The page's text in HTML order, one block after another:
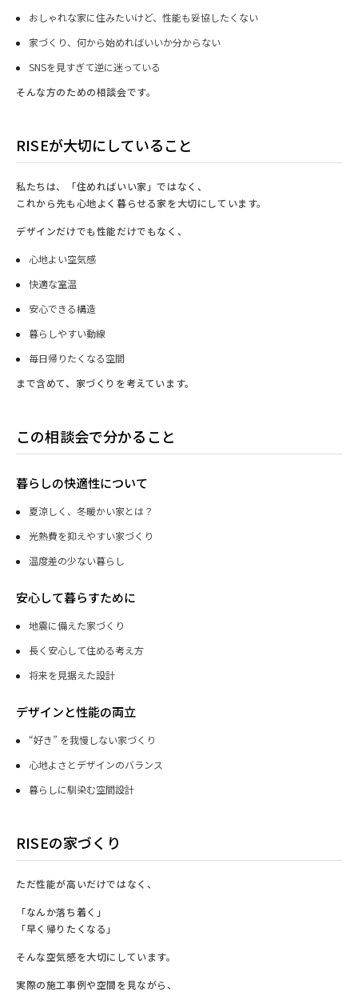
おしゃれな家に住みたいけど、性能も妥協したくない
家づくり、何から始めればいいか分からない
SNSを見すぎて逆に迷っている
そんな方のための相談会です。
RISEが大切にしていること
私たちは、「住めればいい家」ではなく、
これから先も心地よく暮らせる家を大切にしています。
デザインだけでも性能だけでもなく、
心地よい空気感
快適な室温
安心できる構造
暮らしやすい動線
毎日帰りたくなる空間
まで含めて、家づくりを考えています。
この相談会で分かること
暮らしの快適性について
夏涼しく、冬暖かい家とは？
光熱費を抑えやすい家づくり
温度差の少ない暮らし
安心して暮らすために
地震に備えた家づくり
長く安心して住める考え方
将来を見据えた設計
デザインと性能の両立
“好き” を我慢しない家づくり
心地よさとデザインのバランス
暮らしに馴染む空間設計
RISEの家づくり
ただ性能が高いだけではなく、
「なんか落ち着く」
「早く帰りたくなる」
そんな空気感を大切にしています。
実際の施工事例や空間を見ながら、